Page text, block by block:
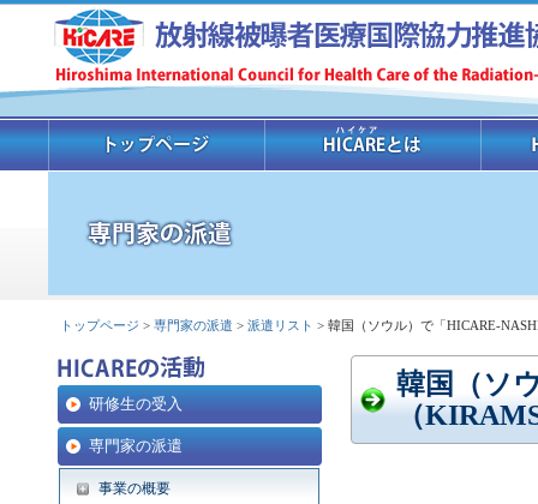
トップページ > 専門家の派遣 > 派遣リスト > 韓国（ソウル）で「HICARE-
研修生の受入
専門家の派遣
事業の概要
韓国（ソ
（